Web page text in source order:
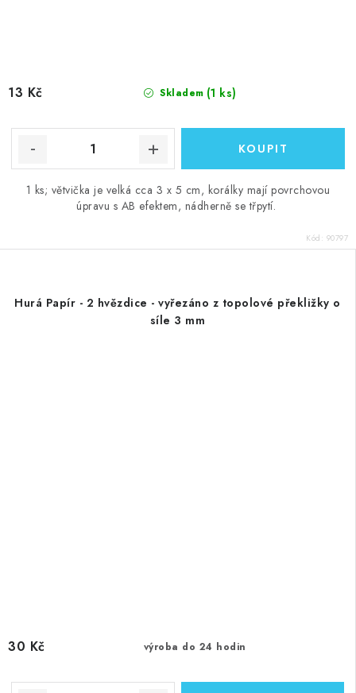
Skladem (1 ks)
13 Kč
1 ks; větvička je velká cca 3 x 5 cm, korálky mají povrchovou
úpravu s AB efektem, nádherně se třpytí.
Kód: 90797
Hurá Papír - 2 hvězdice - vyřezáno z topolové překližky o
síle 3 mm
výroba do 24 hodin
30 Kč